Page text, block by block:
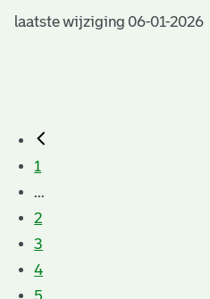
laatste wijziging 06-01-2026
1
...
2
3
4